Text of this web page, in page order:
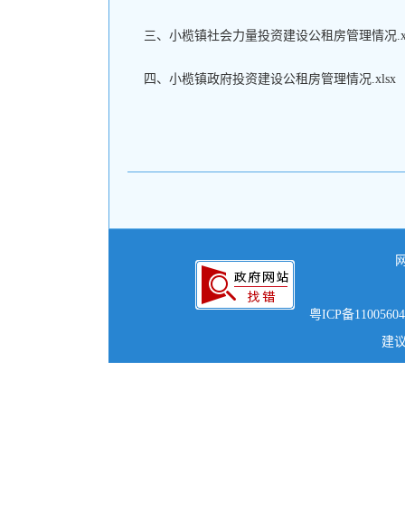
三、小榄镇社会力量投资建设公租房管理情况
四、小榄镇政府投资建设公租房管理情况.xlsx
粤ICP备
建